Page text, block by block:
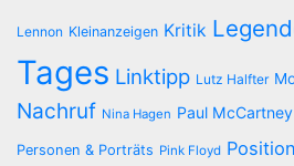
Lennon Kleinanzeigen Kritik
Tages Linktipp Lutz Halfter
Nachruf Nina Hagen Paul McCartney
Personen & Porträts Pink Floyd